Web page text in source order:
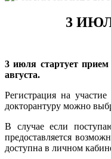
3
3 июля стартует
августа.
Регистрация на
докторантуру можно
В случае если
предоставляется
доступна в личном